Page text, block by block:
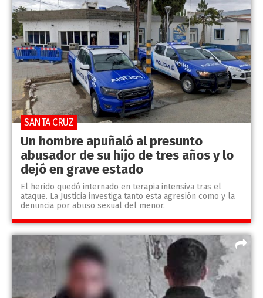
Un hombre apuñaló al presunto
abusador de su hijo de tres años y lo
dejó en grave estado
El herido quedó internado en terapia intensiva tras el
ataque. La Justicia investiga tanto esta agresión como y la
denuncia por abuso sexual del menor.
SANTA CRUZ